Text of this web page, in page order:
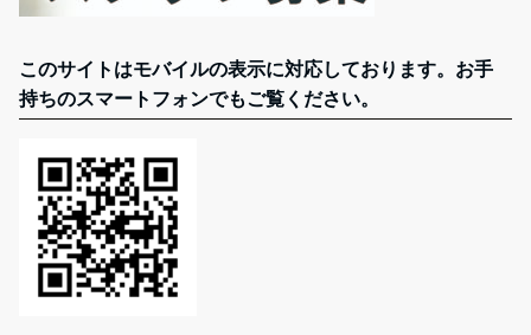
このサイトはモバイルの表示に対応しております。お手
持ちのスマートフォンでもご覧ください。